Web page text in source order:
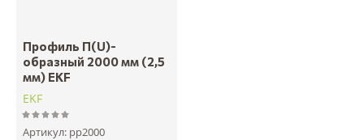
Профиль П(U)-
образный 2000 мм (2,5
мм) EKF
EKF
Артикул: pp2000